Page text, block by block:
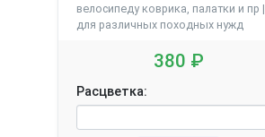
велосипеду коврика, палатки и пр |
для различных походных нужд
380 ₽
Расцветка: